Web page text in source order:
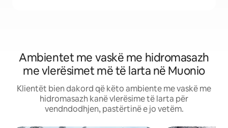
Ambientet me vaskë me hidromasazh
me vlerësimet më të larta në Muonio
Klientët bien dakord që këto ambiente me vaskë me
hidromasazh kanë vlerësime të larta për
vendndodhjen, pastërtinë e jo vetëm.